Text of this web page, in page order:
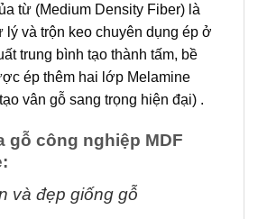
từ (Medium Density Fiber) là
lý và trộn keo chuyên dụng ép ở
trung bình tạo thành tấm, bề
ép thêm hai lớp Melamine
vân gỗ sang trọng hiện đại) .
gỗ công nghiệp MDF
và đẹp giống gỗ